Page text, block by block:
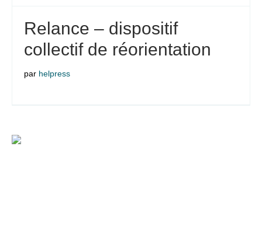
Relance – dispositif
collectif de réorientation
par helpress